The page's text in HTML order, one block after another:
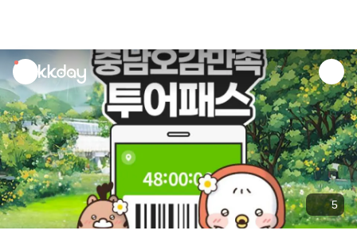
unread
notifications
5